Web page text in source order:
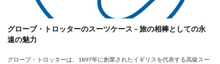
グローブ・トロッターのスーツケース – 旅の相棒としての永
遠の魅力
グローブ・トロッターは、1897年に創業されたイギリスを代表する高級スー